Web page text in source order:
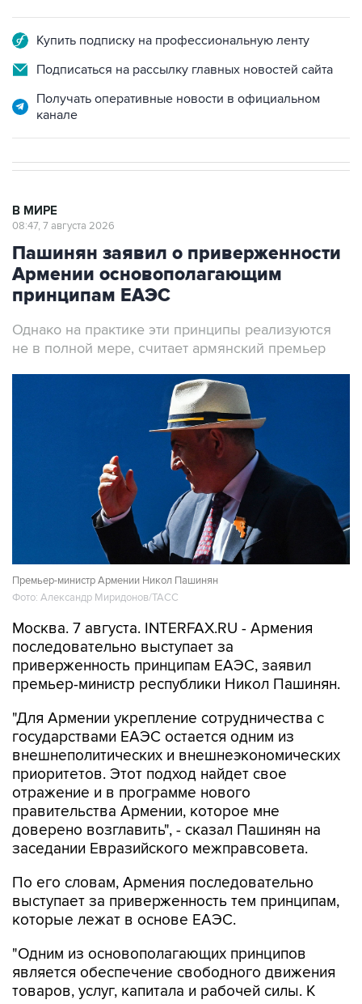
Купить подписку на профессиональную ленту
Подписаться на рассылку главных новостей сайта
Получать оперативные новости в официальном
канале
В МИРЕ
08:47, 7 августа 2026
Пашинян заявил о приверженности
Армении основополагающим
принципам ЕАЭС
Однако на практике эти принципы реализуются
не в полной мере, считает армянский премьер
Премьер-министр Армении Никол Пашинян
Фото: Александр Миридонов/ТАСС
Москва. 7 августа. INTERFAX.RU - Армения
последовательно выступает за
приверженность принципам ЕАЭС, заявил
премьер-министр республики Никол Пашинян.
"Для Армении укрепление сотрудничества с
государствами ЕАЭС остается одним из
внешнеполитических и внешнеэкономических
приоритетов. Этот подход найдет свое
отражение и в программе нового
правительства Армении, которое мне
доверено возглавить", - сказал Пашинян на
заседании Евразийского межправсовета.
По его словам, Армения последовательно
выступает за приверженность тем принципам,
которые лежат в основе ЕАЭС.
"Одним из основополагающих принципов
является обеспечение свободного движения
товаров, услуг, капитала и рабочей силы. К